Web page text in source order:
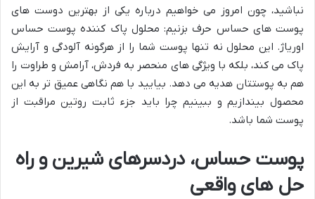
نباشید، چون امروز می خواهیم درباره یکی از بهترین دوست های
پوست های حساس حرف بزنیم: محلول پاک کننده پوست حساس
اوریاژ. این محلول نه تنها پوست شما را از هرگونه آلودگی و آرایش
پاک می کند، بلکه با ویژگی های منحصر به فردش، آرامش و طراوت را
هم به پوستتان هدیه می دهد. بیایید با هم نگاهی عمیق تر به این
محصول بیندازیم و ببینیم چرا باید جزء ثابت روتین مراقبت از
پوست شما باشد.
پوست حساس، دردسرهای شیرین و راه
حل های واقعی